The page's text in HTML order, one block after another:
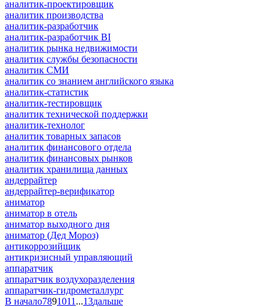
аналитик-проектировщик
аналитик производства
аналитик-разработчик
аналитик-разработчик BI
аналитик рынка недвижимости
аналитик службы безопасности
аналитик СМИ
аналитик со знанием английского языка
аналитик-статистик
аналитик-тестировщик
аналитик технической поддержки
аналитик-технолог
аналитик товарных запасов
аналитик финансового отдела
аналитик финансовых рынков
аналитик хранилища данных
андеррайтер
андеррайтер-верификатор
аниматор
аниматор в отель
аниматор выходного дня
аниматор (Дед Мороз)
антикоррозийщик
антикризисный управляющий
аппаратчик
аппаратчик воздухоразделения
аппаратчик-гидрометаллург
В начало7891011 ...13дальше